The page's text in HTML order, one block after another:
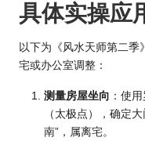
具体实操应
以下为《风水天师第二季
宅或办公室调整：
测量房屋坐向 ：使
（太极点），确定
南”，属离宅。